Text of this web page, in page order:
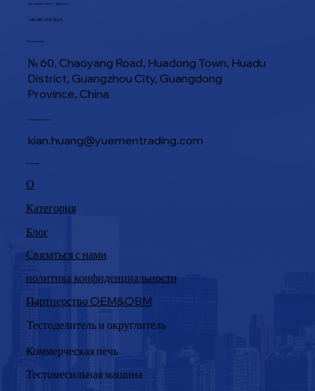
ТЕЛ / WHATSAPP / WECHAT
+86 188 1945 9649
Расположение
№ 60, Chaoyang Road, Huadong Town, Huadu
District, Guangzhou City, Guangdong
Province, China
kian.huang@yuementrading.com
Электронная почта
Навигация
О
Категория
Блог
политика конфиденциальности
Связаться с нами
Тестоделитель и округлитель
Продукция
Коммерческая печь
Тестомесильная машина
Партнерство OEM&OBM